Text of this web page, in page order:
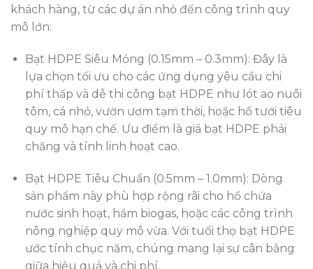
khách hàng, từ các dự án nhỏ đến công trình quy
mô lớn:
Bạt HDPE Siêu Mỏng (0.15mm – 0.3mm): Đây là
lựa chọn tối ưu cho các ứng dụng yêu cầu chi
phí thấp và dễ thi công bạt HDPE như lót ao nuôi
tôm, cá nhỏ, vườn ươm tạm thời, hoặc hồ tưới tiêu
quy mô hạn chế. Ưu điểm là giá bạt HDPE phải
chăng và tính linh hoạt cao.
Bạt HDPE Tiêu Chuẩn (0.5mm – 1.0mm): Dòng
sản phẩm này phù hợp rộng rãi cho hồ chứa
nước sinh hoạt, hầm biogas, hoặc các công trình
nông nghiệp quy mô vừa. Với tuổi thọ bạt HDPE
ước tính chục năm, chúng mang lại sự cân bằng
giữa hiệu quả và chi phí.